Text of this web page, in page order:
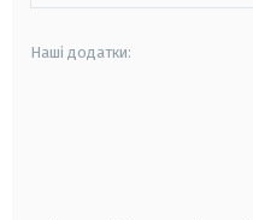
Наші додатки: